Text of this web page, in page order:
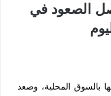
الصعود في
بالسوق المحلية، وصعد